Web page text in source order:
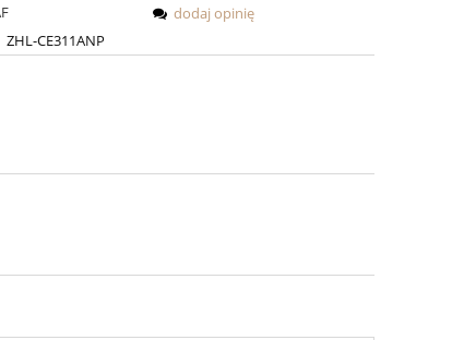
ZHL-CE311ANP
dodaj opinię